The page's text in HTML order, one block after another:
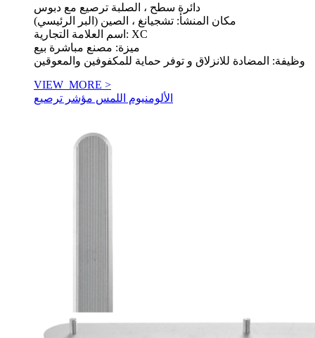
دائرة سطح ، الصلبة ترصيع مع دبوس
مكان المنشأ: تشجيانغ ، الصين (البر الرئيسي)
اسم العلامة التجارية: XC
ميزة: مصنع مباشرة بيع
وظيفة: المضادة للانزلاق و توفر حماية للمكفوفين والمعوقين
VIEW_MORE >
الألومنيوم اللمس مؤشر ترصيع